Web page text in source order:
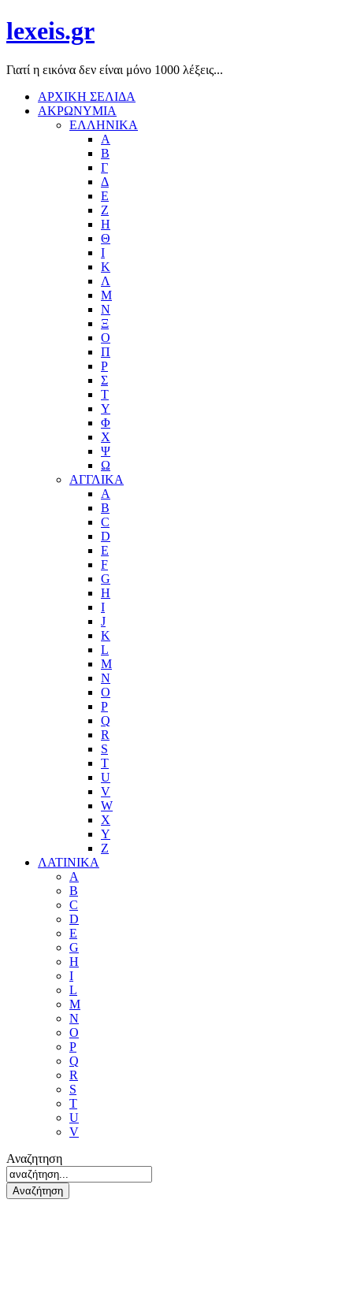
lexeis.gr
Γιατί η εικόνα δεν είναι μόνο 1000 λέξεις...
ΑΡΧΙΚΗ ΣΕΛΙΔΑ
ΑΚΡΩΝΥΜΙΑ
ΕΛΛΗΝΙΚΑ
Α
Β
Γ
Δ
Ε
Ζ
Η
Θ
Ι
Κ
Λ
Μ
Ν
Ξ
Ο
Π
Ρ
Σ
Τ
Υ
Φ
Χ
Ψ
Ω
ΑΓΓΛΙΚΑ
A
B
C
D
E
F
G
H
I
J
K
L
M
N
O
P
Q
R
S
T
U
V
W
X
Y
Z
ΛΑΤΙΝΙΚΑ
A
B
C
D
E
G
H
I
L
M
N
O
P
Q
R
S
T
U
V
Αναζητηση